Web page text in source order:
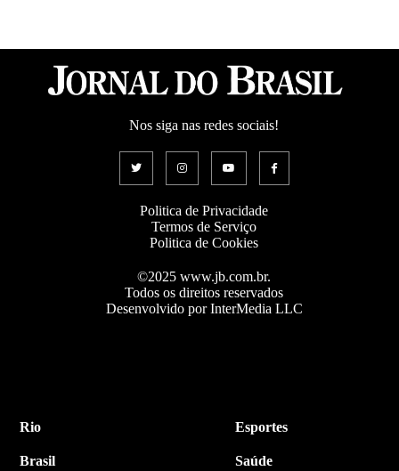
Nos siga nas redes sociais!
Politica de Privacidade
Termos de Serviço
Politica de Cookies
©2025 www.jb.com.br.
Todos os direitos reservados
Desenvolvido por InterMedia LLC
Rio
Brasil
Esportes
Saúde